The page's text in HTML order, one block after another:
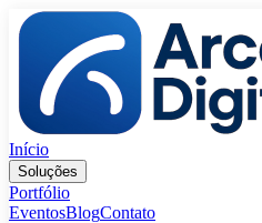
Pular para o conteúdo
Início
Soluções
Portfólio
EventosBlogContato